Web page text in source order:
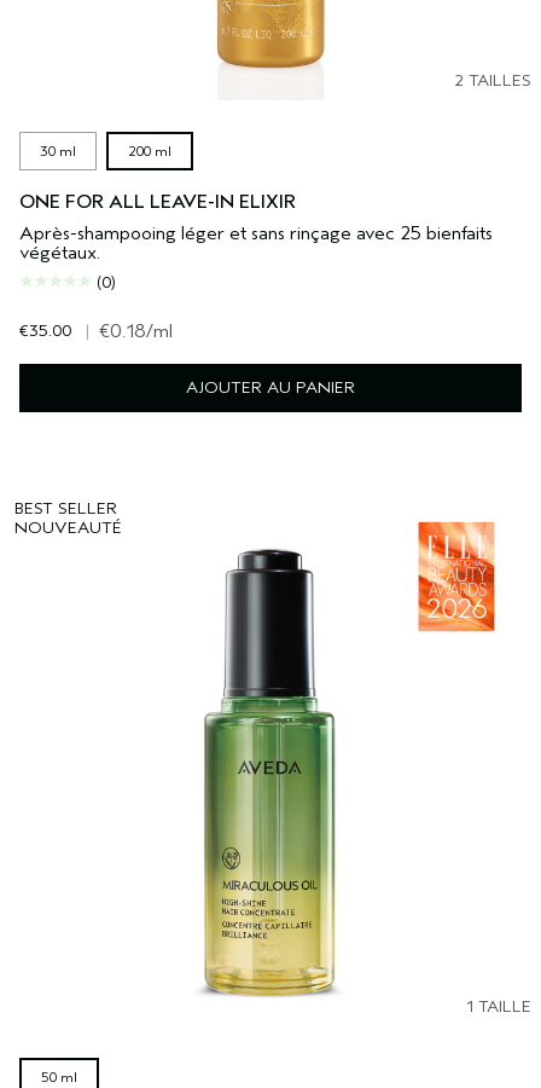
2 TAILLES
30 ml 200 ml
ONE FOR ALL LEAVE-IN ELIXIR
Après-shampooing léger et sans rinçage avec 25 bienfaits
végétaux.
(0)
€35.00 | €0.18/ml
AJOUTER AU PANIER
BEST SELLER
NOUVEAUTÉ
1 TAILLE
50 ml